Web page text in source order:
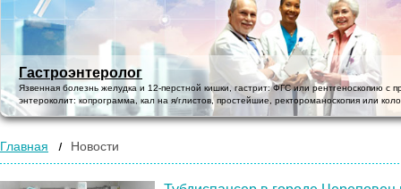
Гастроэнтеролог
Язвенная болезнь желудка и 12-перстной кишки, гастрит: ФГС или рентгеноскопию с
энтероколит: копрограмма, кал на я/глистов, простейшие, ректороманоскопия или
Главная Новости